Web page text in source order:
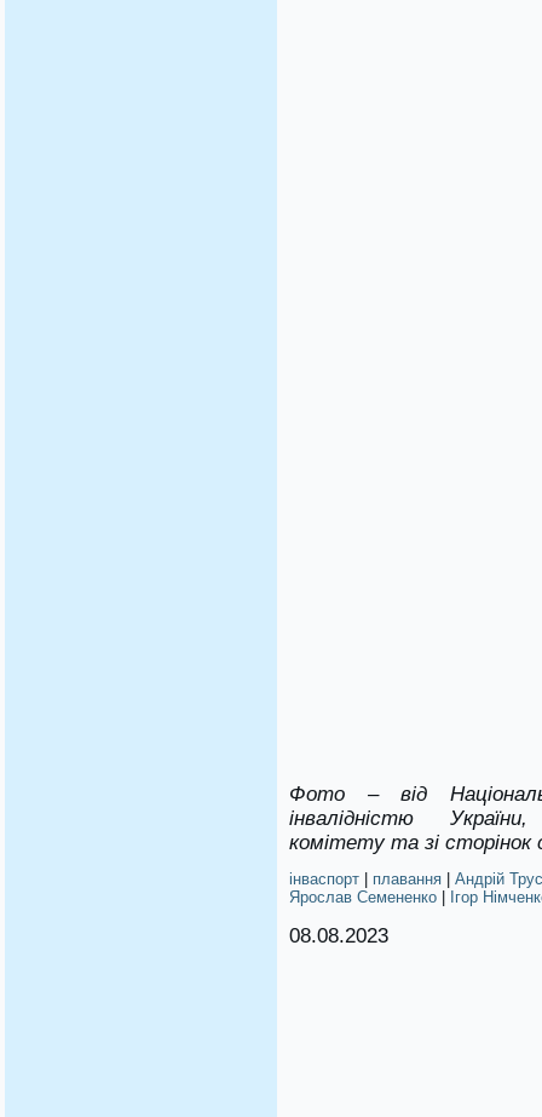
Фото – від
інвалідністю
комітету та зі сторінок
інваспорт плавання
Андрій
Ярослав Семененко
Ігор
08.08.2023